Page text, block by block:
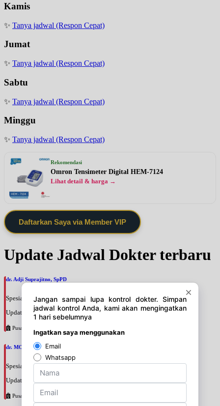
Kamis
✨ Tanya jadwal (Respon Cepat)
Jumat
✨ Tanya jadwal (Respon Cepat)
Sabtu
✨ Tanya jadwal (Respon Cepat)
Minggu
✨ Tanya jadwal (Respon Cepat)
Rekomendasi
Omron Tensimeter Digital HEM-7124
Lihat detail & harga →
Daftarkan Saya via Member VIP
Update Jadwal Dokter terbaru
dr. Adji Suprajitno, SpPD
Spesialis: Penyakit Dalam
Update terakhir: 2026-08-07 20:37:59
Pusat Pertamina
dr. MOCHAMAD PASHA, SpPD
Spesialis: Penyakit Dalam
Update terakhir: 2026-08-07 20:35:45
Pusat Pertamina